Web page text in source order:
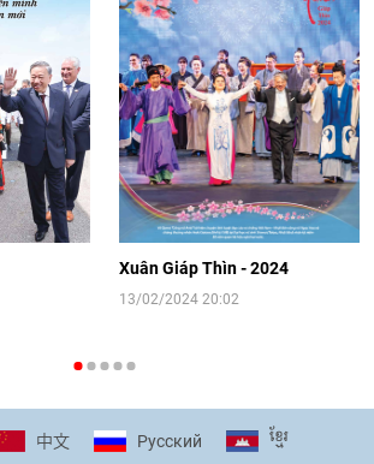
Video: Cơ hội giao lưu quốc tế cho học
sinh Việt Nam tại trại hè Artek
[Video] Đối ngoại nhân dân Thủ đô
hướng tới kết nối hiệu quả nguồn lực
người Việt Nam ở nước ngoài
cùng thanh thiếu nhi tiên phong ứng
phó với biến đổi khí hậu
Xuân Giáp Thìn - 2024
13/02/2024 20:02
中文 Pусский ខ្មែរ